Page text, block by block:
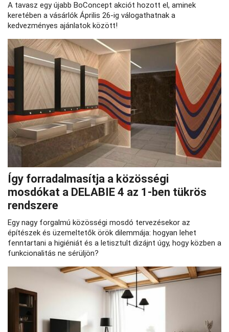
A tavasz egy újabb BoConcept akciót hozott el, aminek
keretében a vásárlók Április 26-ig válogathatnak a
kedvezményes ajánlatok között!
Így forradalmasítja a közösségi
mosdókat a DELABIE 4 az 1-ben tükrös
rendszere
Egy nagy forgalmú közösségi mosdó tervezésekor az
építészek és üzemeltetők örök dilemmája: hogyan lehet
fenntartani a higiéniát és a letisztult dizájnt úgy, hogy közben a
funkcionalitás ne sérüljön?